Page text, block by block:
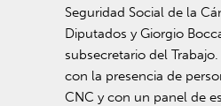
Seguridad Social de la
Diputados y Giorgio
subsecretario del
con la presencia de
CNC y con un panel de